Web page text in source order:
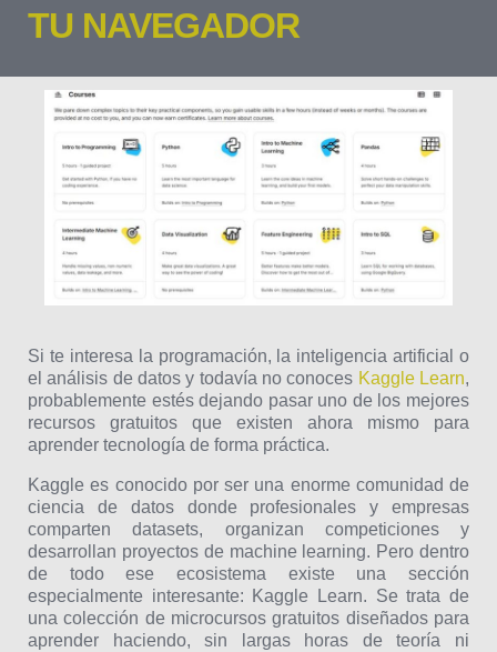
TU NAVEGADOR
Si te interesa la programación, la inteligencia artificial o
el análisis de datos y todavía no conoces Kaggle Learn,
probablemente estés dejando pasar uno de los mejores
recursos gratuitos que existen ahora mismo para
aprender tecnología de forma práctica.
Kaggle es conocido por ser una enorme comunidad de
ciencia de datos donde profesionales y empresas
comparten datasets, organizan competiciones y
desarrollan proyectos de machine learning. Pero dentro
de todo ese ecosistema existe una sección
especialmente interesante: Kaggle Learn. Se trata de
una colección de microcursos gratuitos diseñados para
aprender haciendo, sin largas horas de teoría ni